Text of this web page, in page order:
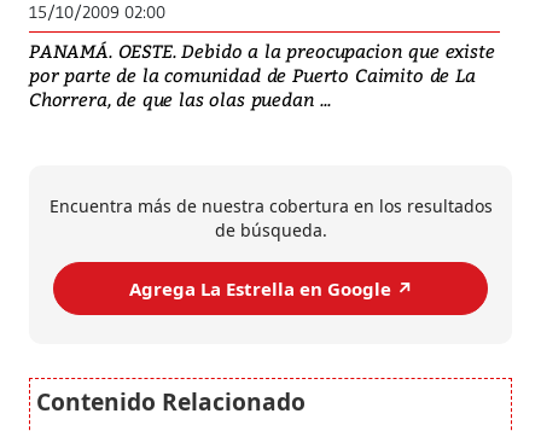
15/10/2009 02:00
PANAMÁ. OESTE. Debido a la preocupacion que existe
por parte de la comunidad de Puerto Caimito de La
Chorrera, de que las olas puedan ...
Encuentra más de nuestra cobertura en los resultados
de búsqueda.
Agrega La Estrella en Google ↗️